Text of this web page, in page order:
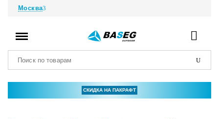
Москва
СКИДКА НА ПАКРАФТ